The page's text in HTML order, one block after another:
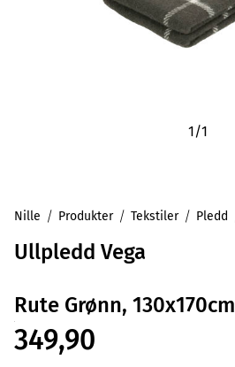
1/1
Nille Produkter Tekstiler Pledd
Ullpledd Vega
Rute Grønn, 130x170cm
349,90